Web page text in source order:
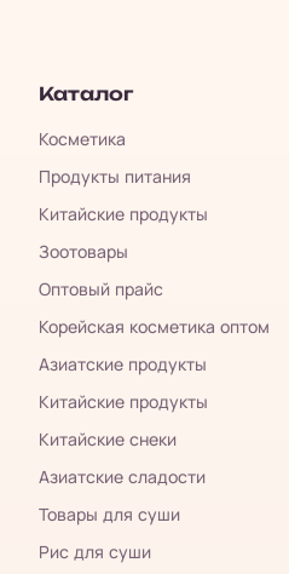
Каталог
Косметика
Продукты питания
Китайские продукты
Зоотовары
Оптовый прайс
Корейская косметика оптом
Азиатские продукты
Китайские продукты
Китайские снеки
Азиатские сладости
Товары для суши
Рис для суши